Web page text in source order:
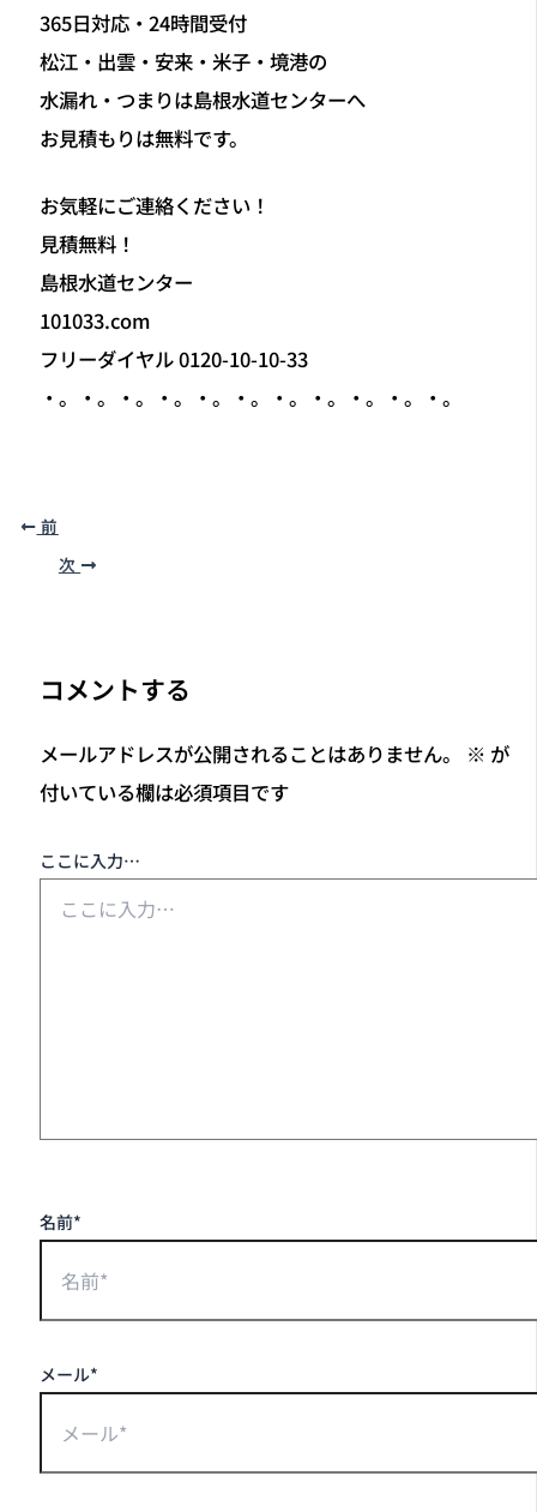
365日対応・24時間受付
松江・出雲・安来・米子・境港の
水漏れ・つまりは島根水道センターへ
お見積もりは無料です。
お気軽にご連絡ください！
見積無料！
島根水道センター
101033.com
フリーダイヤル 0120-10-10-33
・。・。・。・。・。・。・。・。・。・。・。
前
次
コメントする
メールアドレスが公開されることはありません。 ※ が
付いている欄は必須項目です
ここに入力…
名前*
メール*